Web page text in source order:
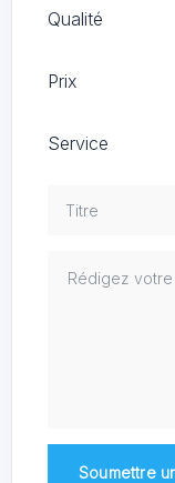
Qualité
Prix
Service